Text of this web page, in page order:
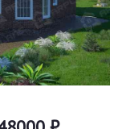
данных
данных
PolicyandTerms of Service